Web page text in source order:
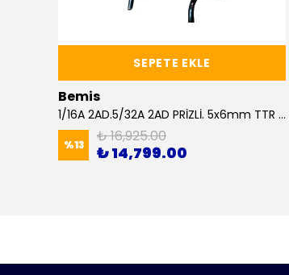
SEPETE EKLE
Bemis
1/16A 2AD.5/32A 2AD PRİZLİ. 5x6mm TTR 25M KABLOLU ARABALI MAKARA
%13 ₺ 16,925.00
₺ 14,799.00